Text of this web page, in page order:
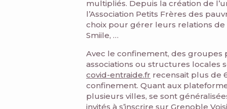
multipliés. Depuis la création de
l’Association Petits Frères des
choix pour gérer leurs relations de
Smiile, …
Avec le confinement, des groupes
associations ou structures locales
covid-entraide.fr recensait plus de
confinement. Quant aux
plusieurs villes, se sont
invités à s’inscrire surGrenoble